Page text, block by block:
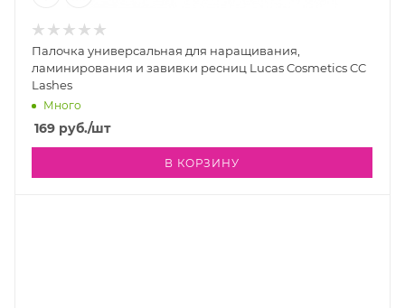
Палочка универсальная для наращивания,
ламинирования и завивки ресниц Lucas Cosmetics CC
Lashes
Много
169 руб./шт
В КОРЗИНУ